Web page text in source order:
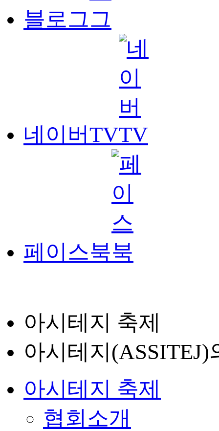
블로그
네이버TV
페이스북
아시테지 축제
아시테지
아시테지 축제
협회소개